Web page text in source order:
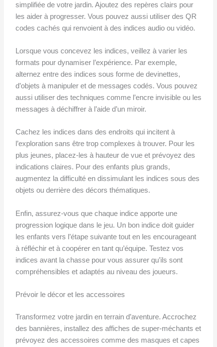
simplifiée de votre jardin. Ajoutez des repères clairs pour
les aider à progresser. Vous pouvez aussi utiliser des QR
codes cachés qui renvoient à des indices audio ou vidéo.
Lorsque vous concevez les indices, veillez à varier les
formats pour dynamiser l’expérience. Par exemple,
alternez entre des indices sous forme de devinettes,
d’objets à manipuler et de messages codés. Vous pouvez
aussi utiliser des techniques comme l’encre invisible ou les
messages à déchiffrer à l’aide d’un miroir.
Cachez les indices dans des endroits qui incitent à
l’exploration sans être trop complexes à trouver. Pour les
plus jeunes, placez-les à hauteur de vue et prévoyez des
indications claires. Pour des enfants plus grands,
augmentez la difficulté en dissimulant les indices sous des
objets ou derrière des décors thématiques.
Enfin, assurez-vous que chaque indice apporte une
progression logique dans le jeu. Un bon indice doit guider
les enfants vers l’étape suivante tout en les encourageant
à réfléchir et à coopérer en tant qu’équipe. Testez vos
indices avant la chasse pour vous assurer qu’ils sont
compréhensibles et adaptés au niveau des joueurs.
Prévoir le décor et les accessoires
Transformez votre jardin en terrain d’aventure. Accrochez
des bannières, installez des affiches de super-méchants et
prévoyez des accessoires comme des masques et capes